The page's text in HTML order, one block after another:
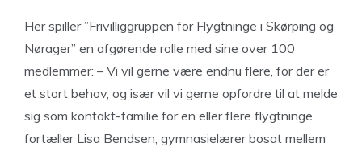
Her spiller ”Frivilliggruppen for Flygtninge i Skørping og
Nørager” en afgørende rolle med sine over 100
medlemmer: – Vi vil gerne være endnu flere, for der er
et stort behov, og især vil vi gerne opfordre til at melde
sig som kontakt-familie for en eller flere flygtninge,
fortæller Lisa Bendsen, gymnasielærer bosat mellem